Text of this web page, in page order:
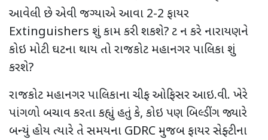
આવેલી છે એવી જગ્યાએ આવા 2-2 ફાયર
Extinguishers શું કામ કરી શકશે? ટ ન કરે નારાયણને
કોઇ મોટી ઘટના થાય તો રાજકોટ મહાનગર પાલિકા શું
કરશે?
રાજકોટ મહાનગર પાલિકાના ચીફ ઓફિસર આઇ.વી. ખેરે
પાંગળો બચાવ કરતા કહ્યું હતું કે, કોઇ પણ બિલ્ડીંગ જ્યારે
બન્યું હોય ત્યારે તે સમયના GDRC મુજબ ફાયર સેફ્ટીના